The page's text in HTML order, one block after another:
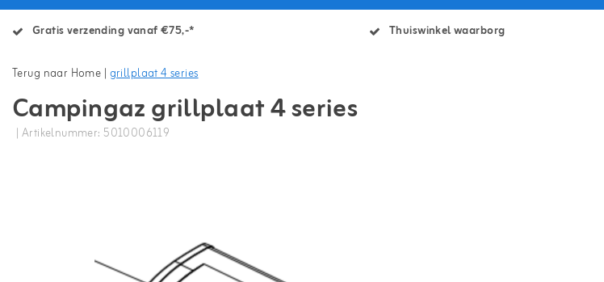
Gratis verzending vanaf €75,-* Thuiswinkel waarborg
Terug naar Home | grillplaat 4 series
Campingaz grillplaat 4 series
| Artikelnummer: 5010006119